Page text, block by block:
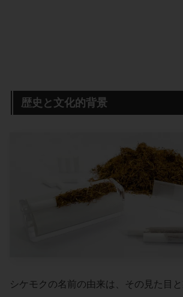
歴史と文化的背景
シケモクの名前の由来は、その見た目